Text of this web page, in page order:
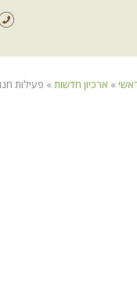
» ארכיון חדשות » פעילות